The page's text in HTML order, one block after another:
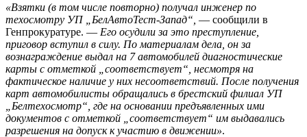
«Взятки (в том числе повторно) получал инженер по
техосмотру УП „БелАвтоТест-Запад“, — сообщили в
Генпрокуратуре. — Его осудили за это преступление,
приговор вступил в силу. По материалам дела, он за
вознаграждение выдал на 7 автомобилей диагностические
карты с отметкой „соответствует“, несмотря на
фактическое наличие у них несоответствий. После получения
карт автомобилисты обращались в брестский филиал УП
„Белтехосмотр“, где на основании предъявленных ими
документов с отметкой „соответствует“ им выдавались
разрешения на допуск к участию в движении».